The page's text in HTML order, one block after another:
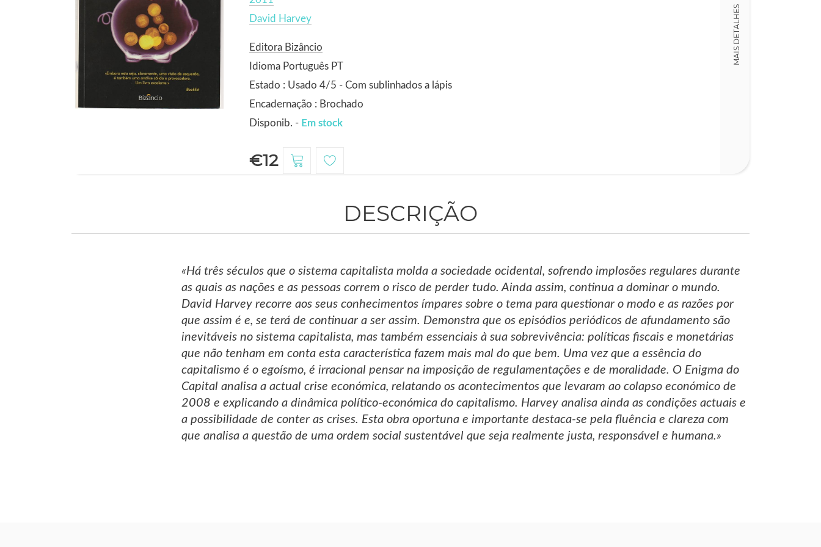
David Harvey
Editora Bizâncio
Idioma Português PT
Estado : Usado 4/5 - Com sublinhados a lápis
Encadernação : Brochado
Disponib. - Em stock
€12
MAIS DETALHES
DESCRIÇÃO
«Há três séculos que o sistema capitalista molda a sociedade ocidental, sofrendo implosões regulares durante
as quais as nações e as pessoas correm o risco de perder tudo. Ainda assim, continua a dominar o mundo.
David Harvey recorre aos seus conhecimentos ímpares sobre o tema para questionar o modo e as razões por
que assim é e, se terá de continuar a ser assim. Demonstra que os episódios periódicos de afundamento são
inevitáveis no sistema capitalista, mas também essenciais à sua sobrevivência: políticas fiscais e monetárias
que não tenham em conta esta característica fazem mais mal do que bem. Uma vez que a essência do
capitalismo é o egoísmo, é irracional pensar na imposição de regulamentações e de moralidade. O Enigma do
Capital analisa a actual crise económica, relatando os acontecimentos que levaram ao colapso económico de
2008 e explicando a dinâmica político-económica do capitalismo. Harvey analisa ainda as condições actuais e
a possibilidade de conter as crises. Esta obra oportuna e importante destaca-se pela fluência e clareza com
que analisa a questão de uma ordem social sustentável que seja realmente justa, responsável e humana.»